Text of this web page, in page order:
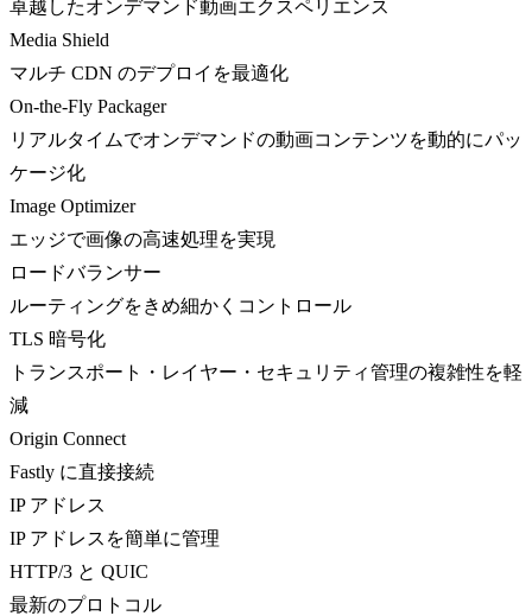
卓越したオンデマンド動画エクスペリエンス
Media Shield
マルチ CDN のデプロイを最適化
On-the-Fly Packager
リアルタイムでオンデマンドの動画コンテンツを動的にパッ
ケージ化
Image Optimizer
エッジで画像の高速処理を実現
ロードバランサー
ルーティングをきめ細かくコントロール
TLS 暗号化
トランスポート・レイヤー・セキュリティ管理の複雑性を軽
減
Origin Connect
Fastly に直接接続
IP アドレス
IP アドレスを簡単に管理
HTTP/3 と QUIC
最新のプロトコル